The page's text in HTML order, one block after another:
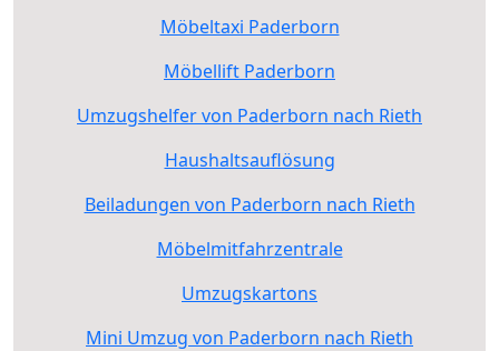
Möbeltaxi Paderborn
Möbellift Paderborn
Umzugshelfer von Paderborn nach Rieth
Haushaltsauflösung
Beiladungen von Paderborn nach Rieth
Möbelmitfahrzentrale
Umzugskartons
Mini Umzug von Paderborn nach Rieth